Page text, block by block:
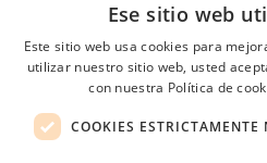
Acceso empresas
Contraseña
Ese sitio web
Este sitio web usa cookies para
utilizar nuestro sitio web, usted
con nuestra Política de
COOKIES ESTRICTAMENTE